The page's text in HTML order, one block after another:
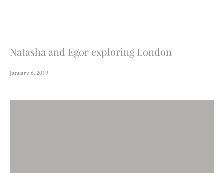
January 6, 2019
Natasha and Egor exploring London